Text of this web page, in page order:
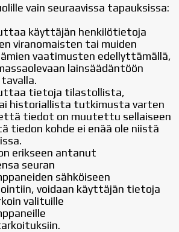
vain seuraavissa tapauksissa:
käyttäjän henkilötietoja
viranomaisten tai muiden
vaatimusten edellyttämällä,
lainsäädäntöön
tietoja tilastollista,
historiallista tutkimusta varten
tiedot on muutettu sellaiseen
tiedon kohde ei enää ole niistä
erikseen antanut
seuran
sähköiseen
voidaan käyttäjän tietoja
valituille